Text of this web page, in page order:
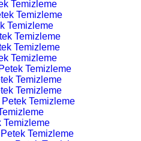
Temizleme
Temizleme
Temizleme
Temizleme
Temizleme
Temizleme
Temizleme
Temizleme
Temizleme
Temizleme
Temizleme
Temizleme